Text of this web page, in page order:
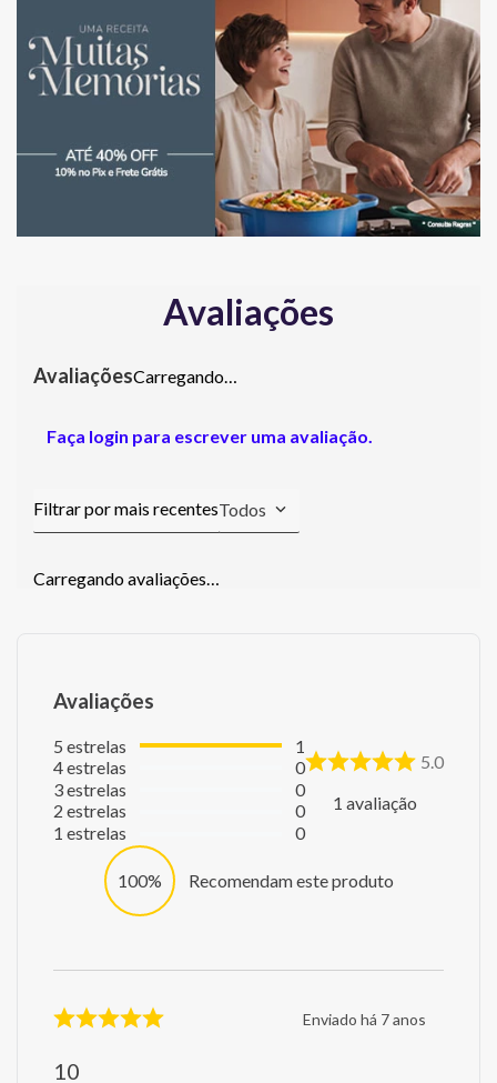
Avaliações
Carregando…
Faça login para escrever uma avaliação.
Todos
Carregando avaliações…
Avaliações
5 estrelas
4estrelas
3estrelas
2 estrelas
1 estrelas
1
0
0
0
0
5.0
1 avaliação
100% Recomendam este produto
Enviado há 7 anos
10